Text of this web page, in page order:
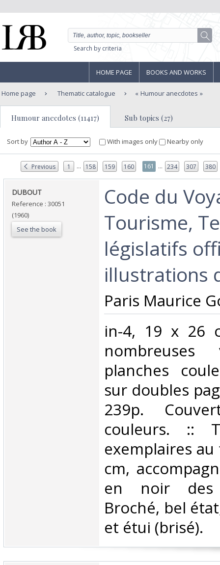
Search by criteria
HOME PAGE BOOKS AND WORKS
Home page Thematic catalogue Humour anecdotes
Humour anecdotes (11417) Sub topics (27)
Sort by With images only Nearby only
Previous 1 ... 158 159 160 161 ... 234 307 380
‎DUBOUT‎
Reference : 30051
(1960)
See the book
‎Code du
Tourisme,
législatifs
illustrations
‎Paris Maurice
‎in-4, 19 x 26
planches
sur doubles
239p.
couleurs. ::
exemplaires
cm,
en noir des
Broché, bel
et étui (brisé). ‎